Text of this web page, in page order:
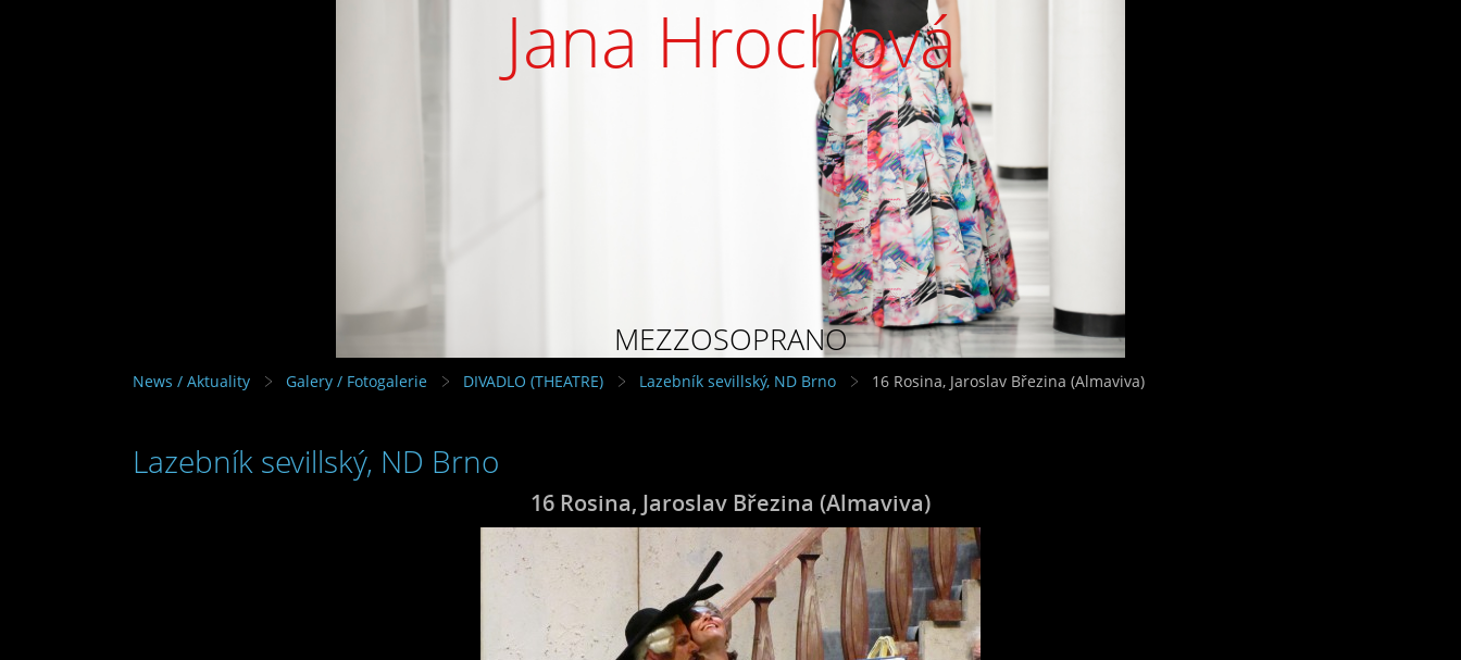
Jana Hrochová
MEZZOSOPRANO
News / Aktuality Galery / Fotogalerie DIVADLO (THEATRE) Lazebník sevillský, ND Brno 16 Rosina, Jaroslav Březina (Almaviva)
Lazebník sevillský, ND Brno
16 Rosina, Jaroslav Březina (Almaviva)